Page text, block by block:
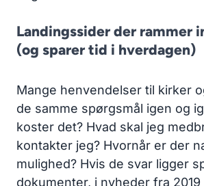
Landingssider der rammer
(og sparer tid i hverdagen)
Mange henvendelser til kirker
de samme spørgsmål igen og
koster det? Hvad skal jeg
kontakter jeg? Hvornår er der
mulighed? Hvis de svar ligger
dokumenter, i nyheder fra 2019